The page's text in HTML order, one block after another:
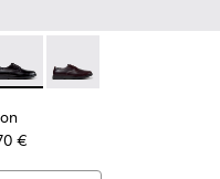
pretas em
- Ténis azuis em
010
- K101109-007 -
- K101140-001 -
Don - K101140-003
€